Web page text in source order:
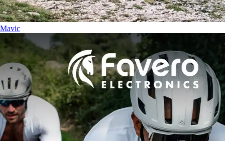
Mavic